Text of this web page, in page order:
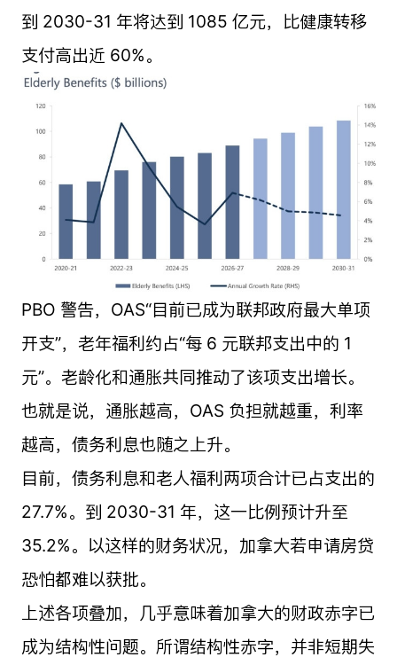
到 2030-31 年将达到 1085 亿元，比健康转移
支付高出近 60%。
PBO 警告，OAS“目前已成为联邦政府最大单项
开支”，老年福利约占“每 6 元联邦支出中的 1
元”。老龄化和通胀共同推动了该项支出增长。
也就是说，通胀越高，OAS 负担就越重，利率
越高，债务利息也随之上升。
目前，债务利息和老人福利两项合计已占支出的
27.7%。到 2030-31 年，这一比例预计升至
35.2%。以这样的财务状况，加拿大若申请房贷
恐怕都难以获批。
上述各项叠加，几乎意味着加拿大的财政赤字已
成为结构性问题。所谓结构性赤字，并非短期失